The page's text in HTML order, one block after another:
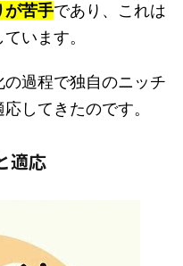
が苦手であり、これは
います。
過程で独自のニッチ
してきたのです。
適応